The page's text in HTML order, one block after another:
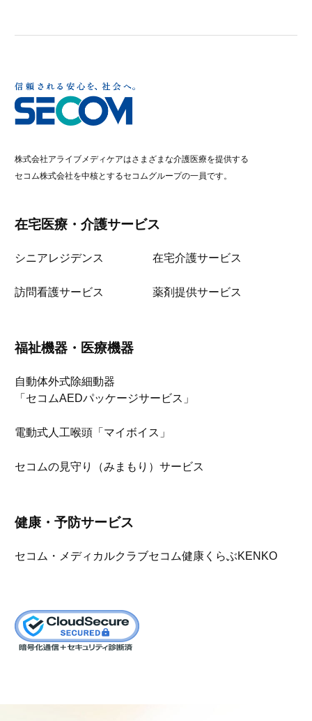
株式会社アライブメディケアはさまざまな介護医療を提供する
セコム株式会社を中核とするセコムグループの一員です。
在宅医療・介護サービス
シニアレジデンス 在宅介護サービス
訪問看護サービス 薬剤提供サービス
福祉機器・医療機器
自動体外式除細動器
「セコムAEDパッケージサービス」
電動式人工喉頭「マイボイス」
セコムの見守り（みまもり）サービス
健康・予防サービス
セコム・メディカルクラブセコム健康くらぶKENKO